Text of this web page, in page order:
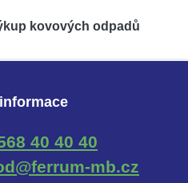
kovových odpadů
40 40 40
mb.cz